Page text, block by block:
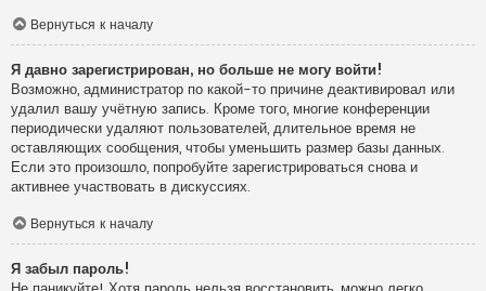
Вернуться к началу
Я давно зарегистрирован, но больше не могу войти!
Возможно, администратор по какой-то причине деактивировал или
удалил вашу учётную запись. Кроме того, многие конференции
периодически удаляют пользователей, длительное время не
оставляющих сообщения, чтобы уменьшить размер базы данных.
Если это произошло, попробуйте зарегистрироваться снова и
активнее участвовать в дискуссиях.
Вернуться к началу
Я забыл пароль!